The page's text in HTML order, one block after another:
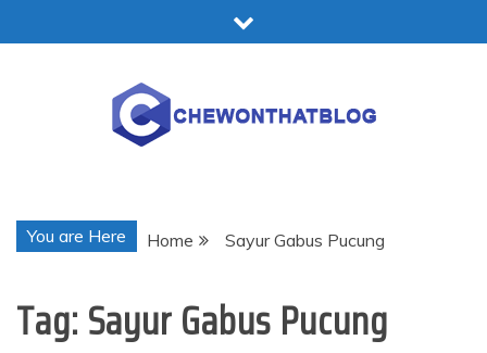
to
You are Here Home Sayur Gabus Pucung
Tag:Sayur Gabus Pucung